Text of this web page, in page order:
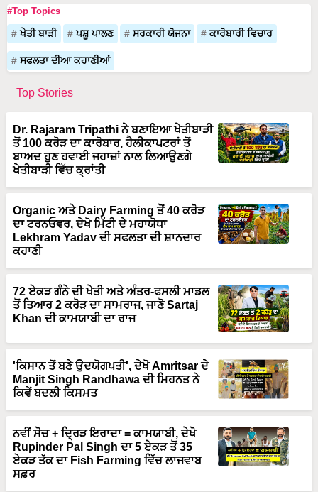
#Top Topics
ਖੇਤੀ ਬਾੜੀ ਪਸ਼ੂ ਪਾਲਣ ਸਰਕਾਰੀ ਯੋਜਨਾ ਕਾਰੋਬਾਰੀ ਵਿਚਾਰ
ਸਫਲਤਾ ਦੀਆ ਕਹਾਣੀਆਂ
Top Stories
Dr. Rajaram Tripathi ਨੇ ਬਣਾਇਆ ਖੇਤੀਬਾੜੀ
ਤੋਂ 100 ਕਰੋੜ ਦਾ ਕਾਰੋਬਾਰ, ਹੈਲੀਕਾਪਟਰਾਂ ਤੋਂ
ਬਾਅਦ ਹੁਣ ਹਵਾਈ ਜਹਾਜ਼ਾਂ ਨਾਲ ਲਿਆਉਣਗੇ
ਖੇਤੀਬਾੜੀ ਵਿੱਚ ਕ੍ਰਾਂਤੀ
Organic ਅਤੇ Dairy Farming ਤੋਂ 40 ਕਰੋੜ
ਦਾ ਟਰਨਓਵਰ, ਦੇਖੋ ਮਿੱਟੀ ਦੇ ਮਹਾਯੋਧਾ
Lekhram Yadav ਦੀ ਸਫਲਤਾ ਦੀ ਸ਼ਾਨਦਾਰ
ਕਹਾਣੀ
72 ਏਕੜ ਗੰਨੇ ਦੀ ਖੇਤੀ ਅਤੇ ਅੰਤਰ-ਫਸਲੀ ਮਾਡਲ
ਤੋਂ ਤਿਆਰ 2 ਕਰੋੜ ਦਾ ਸਾਮਰਾਜ, ਜਾਣੋ Sartaj
Khan ਦੀ ਕਾਮਯਾਬੀ ਦਾ ਰਾਜ
'ਕਿਸਾਨ ਤੋਂ ਬਣੇ ਉਦਯੋਗਪਤੀ', ਦੇਖੋ Amritsar ਦੇ
Manjit Singh Randhawa ਦੀ ਮਿਹਨਤ ਨੇ
ਕਿਵੇਂ ਬਦਲੀ ਕਿਸਮਤ
ਨਵੀਂ ਸੋਚ + ਦ੍ਰਿੜ ਇਰਾਦਾ = ਕਾਮਯਾਬੀ, ਦੇਖੋ
Rupinder Pal Singh ਦਾ 5 ਏਕੜ ਤੋਂ 35
ਏਕੜ ਤੱਕ ਦਾ Fish Farming ਵਿੱਚ ਲਾਜਵਾਬ
ਸਫ਼ਰ